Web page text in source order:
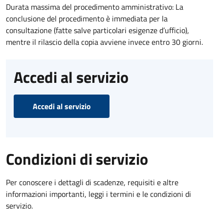
Durata massima del procedimento amministrativo: La
conclusione del procedimento è immediata per la
consultazione (fatte salve particolari esigenze d’ufficio),
mentre il rilascio della copia avviene invece entro 30 giorni.
Accedi al servizio
Accedi al servizio
Condizioni di servizio
Per conoscere i dettagli di scadenze, requisiti e altre
informazioni importanti, leggi i termini e le condizioni di
servizio.